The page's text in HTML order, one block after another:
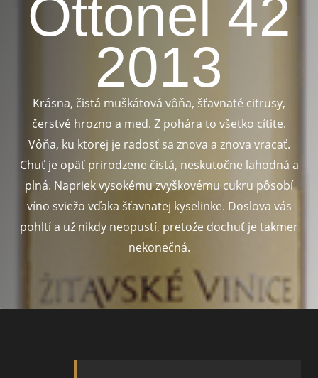
Ottonel 42
2013
Krásna, čistá muškátová vôňa, šťavnaté citrusy,
čerstvé hrozno a med. Z pohára to všetko cítite.
Vôňa, ku ktorej je radosť sa znova a znova vracať.
Chuť je opäť prirodzene čistá, neskutočne lahodná a
plná. Napriek vysokému zvyškovému cukru pôsobí
víno sviežo vďaka šťavnatej kyselinke. Doslova vás
pohltí a už nikdy neopustí, pretože dochuť je takmer
nekonečná.